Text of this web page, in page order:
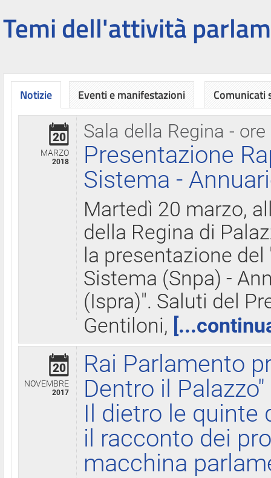
Temi dell'attività
Notizie
Sala della Regina - ore
20
MARZO
2018
Presentazione
Sistema -
Martedì 20 marzo,
della Regina di
la presentazione
Sistema (Snpa) -
(Ispra)". Saluti del
Gentiloni,
20
NOVEMBRE
2017
Rai Parlamento
Dentro il Palazzo"
Il dietro le quinte
il racconto dei
macchina
Eventi e manifestazioni Comunicati